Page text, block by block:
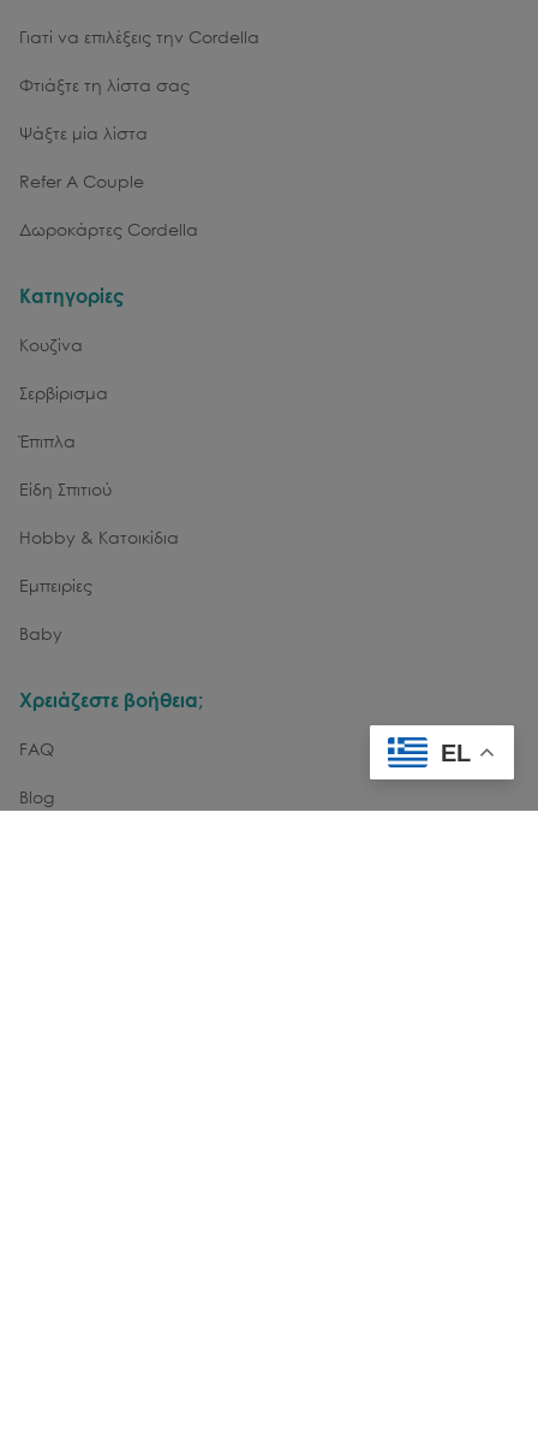
Γιατί να επιλέξεις την Cordella
Φτιάξτε τη λίστα σας
Ψάξτε μία λίστα
Refer A Couple
Δωροκάρτες Cordella
Κατηγορίες
Κουζίνα
Σερβίρισμα
Έπιπλα
Είδη Σπιτιού
Hobby & Κατοικίδια
Εμπειρίες
Baby
Χρειάζεστε βοήθεια;
FAQ
Blog
EL